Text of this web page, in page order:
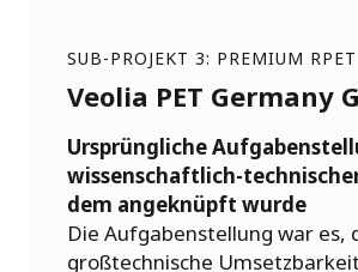
SUB-PROJEKT 3: PREMIUM RPET
Veolia PET Germany
Ursprüngliche
wissenschaftlich-
dem angeknüpft wurde
Die Aufgabenstellung war es,
großtechnische